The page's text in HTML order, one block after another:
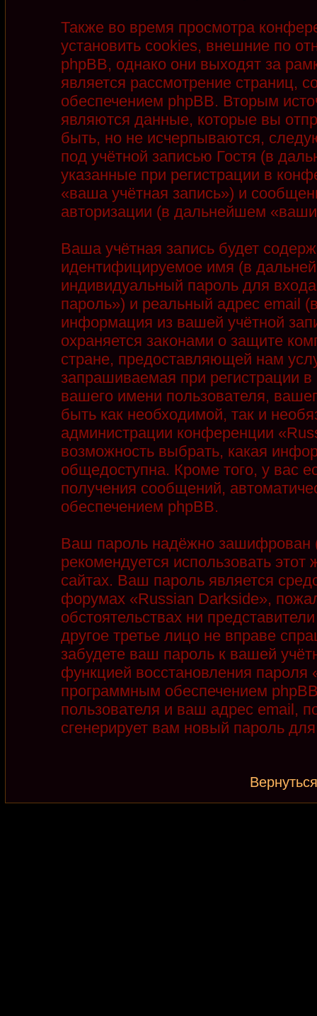
Также во время просмотра
установить cookies, внешние по
phpBB, однако они выходят за
является рассмотрение страниц,
обеспечением phpBB. Вторым
являются данные, которые вы
быть, но не исчерпываются,
под учётной записью Гостя (в
указанные при регистрации в
«ваша учётная запись») и
авторизации (в дальнейшем
Ваша учётная запись будет
идентифицируемое имя (в
индивидуальный пароль для
пароль») и реальный адрес email
информация из вашей учётной
охраняется законами о защите
стране, предоставляющей нам
запрашиваемая при регистрации
вашего имени пользователя,
быть как необходимой, так и
администрации конференции
возможность выбрать, какая
общедоступна. Кроме того, у вас
получения сообщений,
обеспечением phpBB.
Ваш пароль надёжно зашифрован
рекомендуется использовать
сайтах. Ваш пароль является
форумах «Russian Darkside»,
обстоятельствах ни
другое третье лицо не вправе
забудете ваш пароль к вашей
функцией восстановления
программным обеспечением
пользователя и ваш адрес email,
сгенерирует вам новый пароль